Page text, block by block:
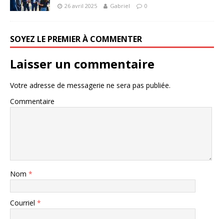
26 avril 2025 Gabriel 0
SOYEZ LE PREMIER À COMMENTER
Laisser un commentaire
Votre adresse de messagerie ne sera pas publiée.
Commentaire
Nom *
Courriel *